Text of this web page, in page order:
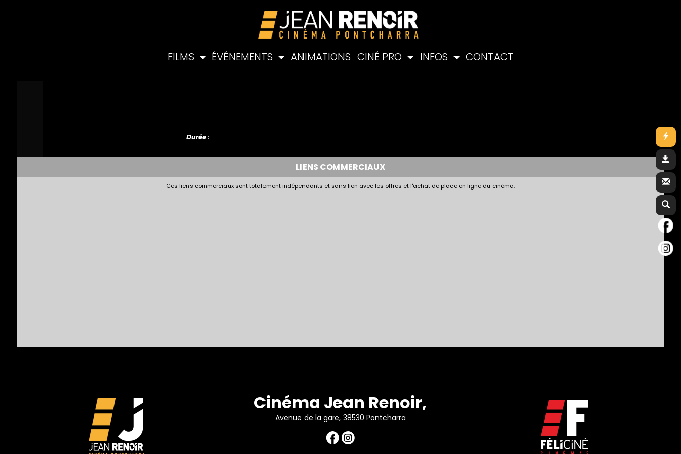
FILMS ÉVÉNEMENTS ANIMATIONS CINÉ PRO INFOS CONTACT
Durée :
LIENS COMMERCIAUX
Ces liens commerciaux sont totalement indépendants et sans lien avec les offres et l'achat de place en ligne du cinéma.
Cinéma Jean Renoir,
Avenue de la gare, 38530 Pontcharra